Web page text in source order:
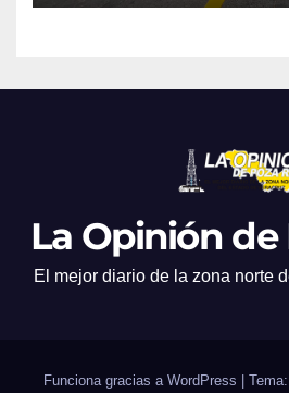
La Opinión de
El mejor diario de la zona norte
Funciona gracias a WordPress |